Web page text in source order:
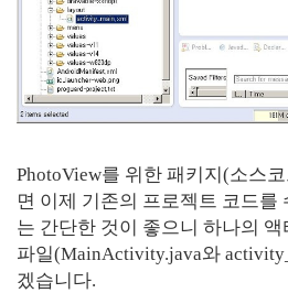
PhotoView를 위한 패키지(소스
면 이제 기존의 프로젝트 코드를
는 간단한 것이 좋으니 하나의 액
파일(MainActivity.java와
겠습니다.